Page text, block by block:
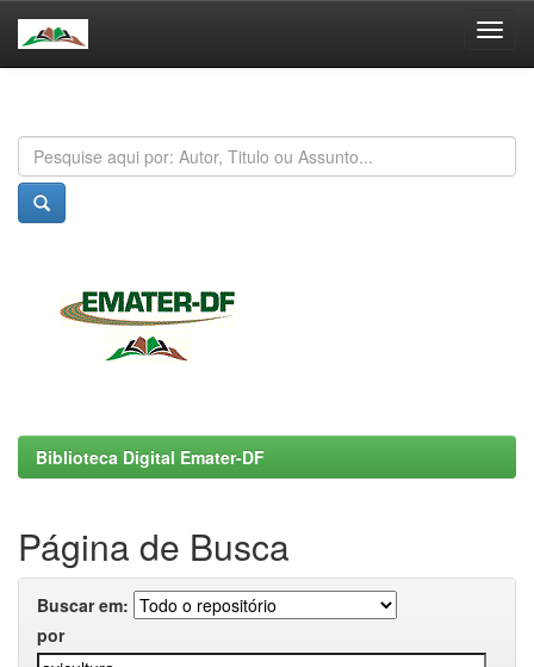
Biblioteca Digital Emater-DF
Página de Busca
Buscar em:
por